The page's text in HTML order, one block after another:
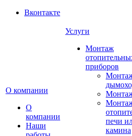
Вконтакте
О компании
О
компании
Наши
Услуги
Монтаж
приборов
печи
камина